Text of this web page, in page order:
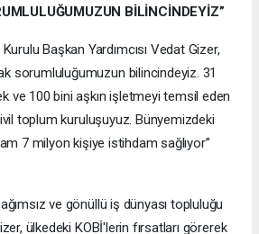
BİLİNCİNDEYİZ”
Başkan Yardımcısı Vedat Gizer,
sorumluluğumuzun bilincindeyiz. 31
ve 100 bini aşkın işletmeyi temsil eden
toplum kuruluşuyuz. Bünyemizdeki
7 milyon kişiye istihdam sağlıyor”
ve gönüllü iş dünyası topluluğu
ülkedeki KOBİ'lerin fırsatları görerek